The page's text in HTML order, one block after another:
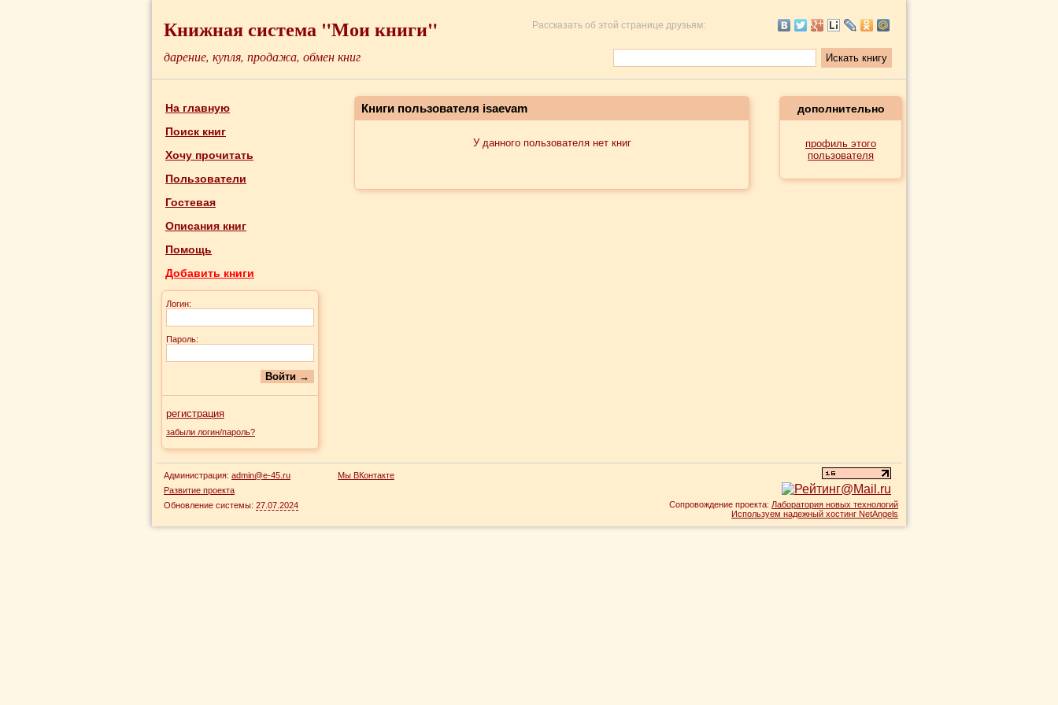
Книжная система "Мои книги" Рассказать об этой странице друзьям:
дарение, купля, продажа, обмен книг
На главную
Поиск книг
Хочу прочитать
Пользователи
Гостевая
Описания книг
Помощь
Добавить книги
Логин:
Пароль:
регистрация
забыли логин/пароль?
Книги пользователя isaevam
У данного пользователя нет книг
дополнительно
профиль этого
пользователя
Администрация: admin@e-45.ru
Развитие проекта
Обновление системы: 27.07.2024
Мы ВКонтакте
Сопровождение проекта: Лаборатория новых технологий
Используем надежный хостинг NetAngels